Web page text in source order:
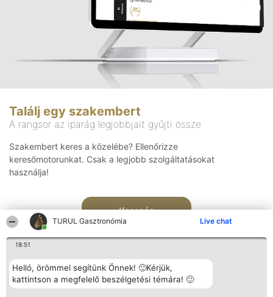
TURUL Gasztronómia Live chat
18:51
Helló, örömmel segítünk Önnek! 🙂Kérjük,
kattintson a megfelelő beszélgetési témára! 🙂
Találj egy szakembert
A rangsor az iparág legjobbjait gyűjti össze
Szakembert keres a közelébe? Ellenőrizze
keresőmotorunkat. Csak a legjobb szolgáltatásokat
használja!
Keresés